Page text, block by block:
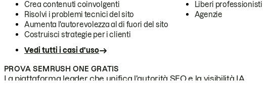
Crea contenuti coinvolgenti
Risolvi i problemi tecnici del sito
Aumenta l'autorevolezza al di fuori del sito
Costruisci strategie per i clienti
Vedi tutti i casi d'uso
Liberi professionisti
Agenzie
PROVA SEMRUSH ONE GRATIS
La piattaforma leader che unifica l'autorità SEO e la visibilità IA.